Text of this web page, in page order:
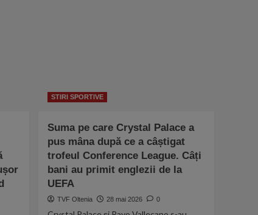
STIRI SPORTIVE
Suma pe care Crystal Palace a
pus mâna după ce a câștigat
trofeul Conference League. Câți
bani au primit englezii de la
UEFA
TVF Oltenia 28 mai 2026 0